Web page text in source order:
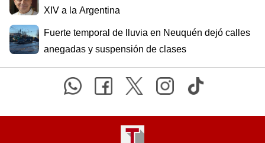
XIV a la Argentina
Fuerte temporal de lluvia en Neuquén dejó calles
anegadas y suspensión de clases